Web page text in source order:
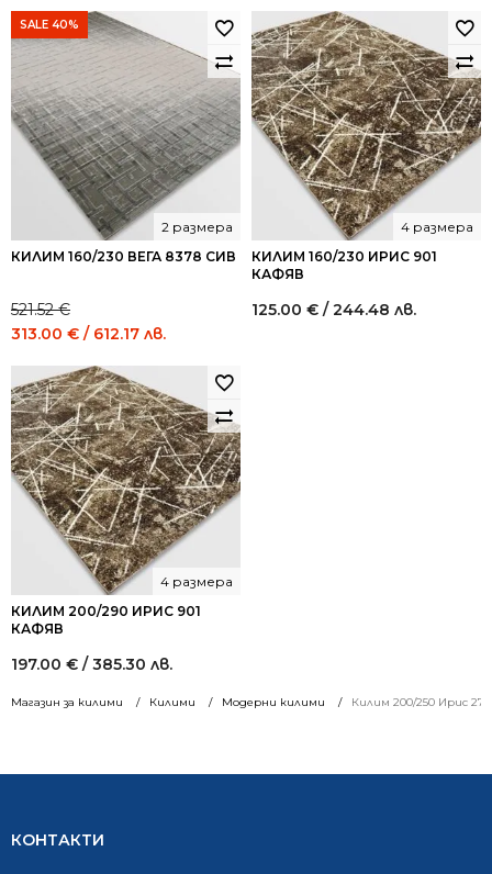
Магазин за килими Килими Модерни килими Килим 200/250 Ирис
SALE 40%
КИЛИМ 160/230 ВЕГА 8378 СИВ
2 размера
521.52€
Original
was:
521.52 €
/
1,020.00
лв..
313.00 € / 612.17 лв.
313.00 €
/
612.17
лв..
КИЛИМ 160/230 ИРИС 901
КАФЯВ
4 размера
125.00 € / 244.48 лв.
КИЛИМ 200/290 ИРИС 901
КАФЯВ
4 размера
197.00 € / 385.30 лв.
КОНТАКТИ